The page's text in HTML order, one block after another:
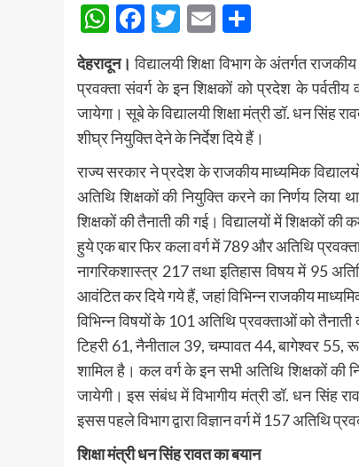
WhatsApp
Facebook
Twitter
Email
देहरादून। विद्यालयी शिक्षा विभाग के अंतर्गत
प्रवक्ता संवर्ग के इन शिक्षकों को प्रदेश के पर्वतीय
जायेगा। सूबे के विद्यालयी शिक्षा मंत्री डॉ. धन सिंह
शीघ्र नियुक्ति देने के निर्देश दिये हैं।
राज्य सरकार ने प्रदेश के राजकीय माध्यमिक
अतिथि शिक्षकों की नियुक्ति करने का निर्णय लिया
शिक्षकों की तैनाती की गई। विद्यालयों में शिक्षकों
हुये एक बार फिर कला वर्ग में 789 और अतिथि
नागरिकशास्त्र 217 तथा इतिहास विषय में 95
आवंटित कर दिये गये हैं, जहां विभिन्न राजकीय
विभिन्न विषयों के 101 अतिथि प्रवक्ताओं को तैनाती
टिहरी 61, नैनीताल 39, चम्पावत 44, बागेश्वर 55,
शामिल है। कल वर्ग के इन सभी अतिथि शिक्षकों की
जायेगी। इस संबंध में विभागीय मंत्री डॉ. धन सिंह
इसस पहले विभाग द्वारा विज्ञान वर्ग में 157 अतिथि
शिक्षा मंत्री धन सिंह रावत का बयान